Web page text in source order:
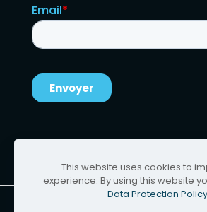
This website uses cookies to
experience. By using this website
Data Protection Policy